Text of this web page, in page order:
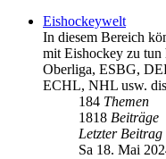
Eishockeywelt
In diesem Bereich
mit Eishockey zu tun
Oberliga, ESBG,
ECHL, NHL usw.
184 Themen
1818 Beiträge
Letzter Beitrag
Sa 18. Mai